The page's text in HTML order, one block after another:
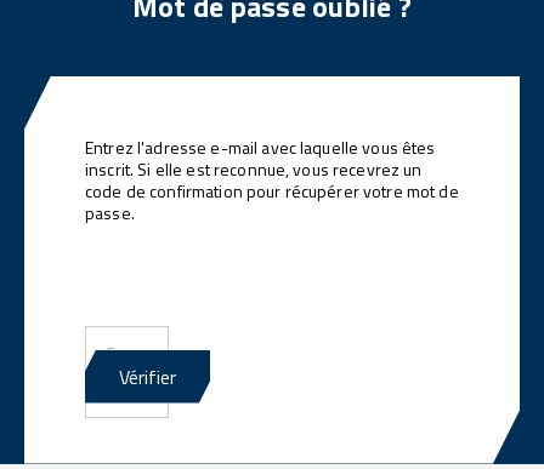
Entrez l'adresse e-mail avec laquelle vous êtes
inscrit. Si elle est reconnue, vous recevrez un
code de confirmation pour récupérer votre mot de
passe.
E-
mail
Vérifier